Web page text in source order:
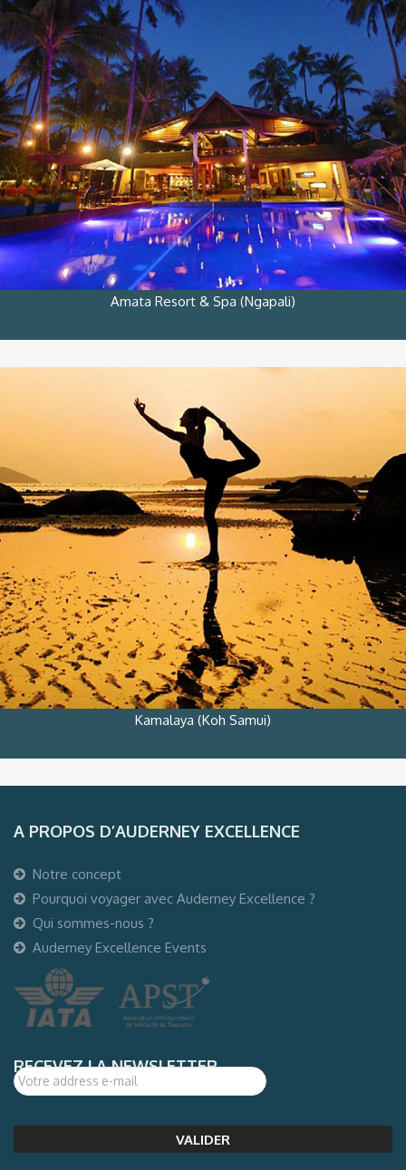
Amata Resort & Spa (Ngapali)
Kamalaya (Koh Samui)
A PROPOS D’AUDERNEY EXCELLENCE
Notre concept
Pourquoi voyager avec Auderney Excellence ?
Qui sommes-nous ?
Auderney Excellence Events
RECEVEZ LA NEWSLETTER